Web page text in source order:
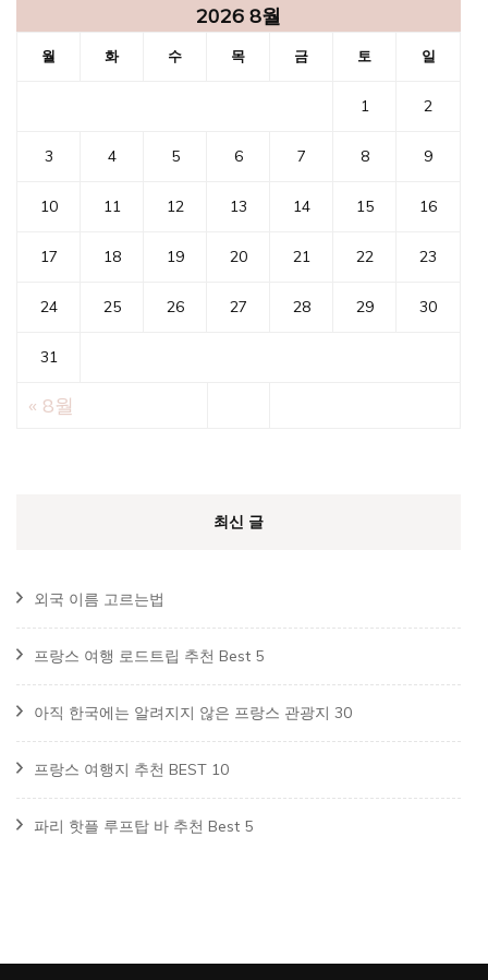
2026 8월
월 화 수 목 금 토 일
1 2
3 4 5 6 7 8 9
10 11 12 13 14 15 16
17 18 19 20 21 22 23
24 25 26 27 28 29 30
31
« 8월
최신 글
외국 이름 고르는법
프랑스 여행 로드트립 추천 Best 5
아직 한국에는 알려지지 않은 프랑스 관광지 30
프랑스 여행지 추천 BEST 10
파리 핫플 루프탑 바 추천 Best 5